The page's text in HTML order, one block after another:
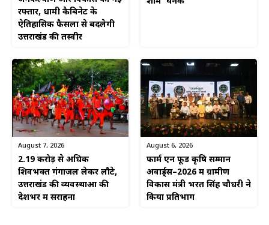
रफ्तार, धामी कैबिनेट के
ऐतिहासिक फैसलों से बदलेगी
उत्तराखंड की तस्वीर
August 7, 2026
2.19 करोड़ से अधिक
शिवभक्त गंगाजल लेकर लौटे,
उत्तराखंड की व्यवस्थाओं की
देशभर में सराहना
August 6, 2026
फार्म एन फूड कृषि सम्मान
अवार्ड्स–2026 में ग्रामीण
विकास मंत्री भरत सिंह चौधरी ने
किया प्रतिभाग